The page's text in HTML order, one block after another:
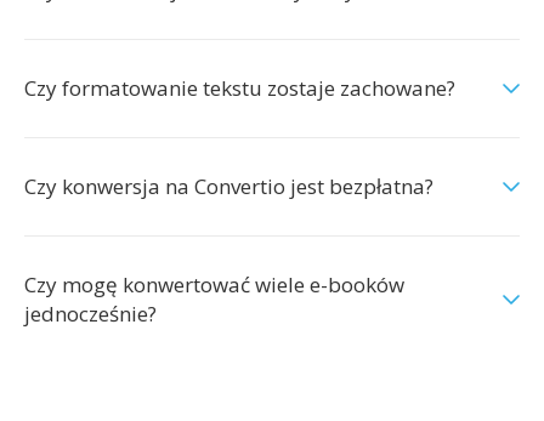
Czy formatowanie tekstu zostaje zachowane?
Czy konwersja na Convertio jest bezpłatna?
Czy mogę konwertować wiele e-booków
jednocześnie?